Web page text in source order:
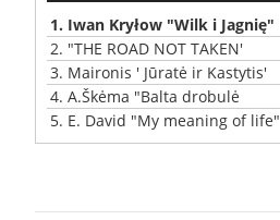
1. Iwan Kryłow "Wilk i Jagnię"
2. "THE ROAD NOT TAKEN'
3. Maironis ' Jūratė ir Kastytis'
4. A.Škėma "Balta drobulė
5. E. David "My meaning of life"